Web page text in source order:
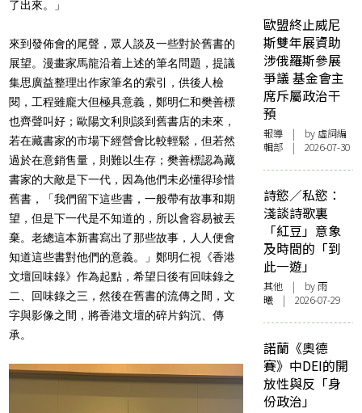
了出來。」
來到發佈會的尾聲，眾人談及一些對於舊書的
展望。漫畫家馬龍沿着上述的筆名問題，提議
集思廣益整理出作家筆名的索引，供後人檢
閱，工程雖龐大但極具意義，鄭明仁和樊善標
也齊聲叫好；歐陽文利則談到舊書店的未來，
若在藏書家的市場下經營會比較輕鬆，但若然
過於在意銷售量，則難以生存；樊善標認為藏
書家的大敵是下一代，因為他們未必懂得珍惜
舊書，「我們留下這些書，一般帶有故事和期
望，但是下一代是不知道的，所以會容易被丟
棄。老總這本新書寫出了那些故事，人人便會
知道這些書對他們的意義。」鄭明仁視《香港
文壇回味錄》作為起點，希望日後有回味錄之
二、回味錄之三，然後在舊書的流傳之間，文
字與影像之間，將香港文壇的碎片鈎沉、傳
承。
歐盟終止威尼
斯雙年展資助
涉俄羅斯參展
爭議 基金會主
席斥屬政治干
預
報導 | by 虛詞編
輯部 | 2026-07-30
詩慾／私慾：
淺談詩歌裏
「紅豆」意象
及時間的「到
此一遊」
其他 | by 雨
曦 | 2026-07-29
諾蘭《奧德
賽》中DEI的開
放性與反「身
份政治」